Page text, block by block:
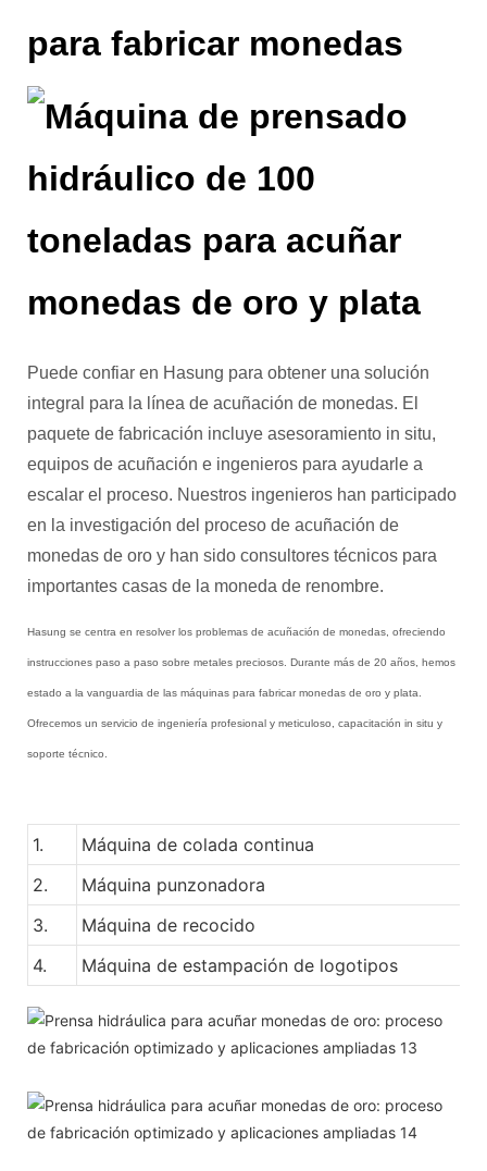
para fabricar monedas
Puede confiar en Hasung para obtener una solución
integral para la línea de acuñación de monedas. El
paquete de fabricación incluye asesoramiento in situ,
equipos de acuñación e ingenieros para ayudarle a
escalar el proceso. Nuestros ingenieros han participado
en la investigación del proceso de acuñación de
monedas de oro y han sido consultores técnicos para
importantes casas de la moneda de renombre.
Hasung se centra en resolver los problemas de acuñación de monedas, ofreciendo
instrucciones paso a paso sobre metales preciosos. Durante más de 20 años, hemos
estado a la vanguardia de las máquinas para fabricar monedas de oro y plata.
Ofrecemos un servicio de ingeniería profesional y meticuloso, capacitación in situ y
soporte técnico.
1.
Máquina de colada continua
2.
Máquina punzonadora
3.
Máquina de recocido
4.
Máquina de estampación de logotipos